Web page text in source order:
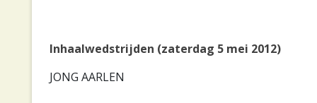
Inhaalwedstrijden (zaterdag 5 mei 2012)
JONG AARLEN